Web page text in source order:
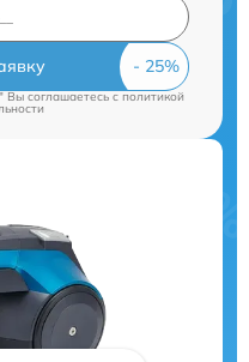
Вы соглашаетесь cполитикой